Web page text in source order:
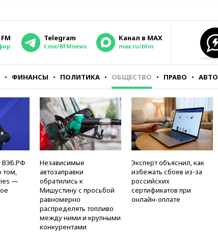
Telegram
t.me/BFMnews
Канал в MAX
max.ru/bfm
ФИНАНСЫ ПОЛИТИКА ОБЩЕСТВО ПРАВО АВТО
ВЭБ.РФ
том,
—
Независимые
автозаправки
обратились к
Мишустину с просьбой
равномерно
распределять топливо
между ними и крупными
конкурентами
Эксперт объяснил, как
избежать сбоев из-за
российских
сертификатов при
онлайн-оплате